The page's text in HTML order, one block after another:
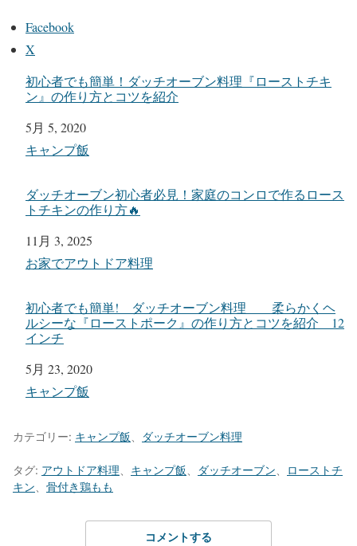
Facebook
X
初心者でも簡単！ダッチオーブン料理『ローストチキ
ン』の作り方とコツを紹介
日付
5月 5, 2020
関連理由
キャンプ飯
ダッチオーブン初心者必見！家庭のコンロで作るロース
トチキンの作り方🔥
日付
11月 3, 2025
関連理由
お家でアウトドア料理
初心者でも簡単! ダッチオーブン料理 柔らかくヘ
ルシーな『ローストポーク』の作り方とコツを紹介 12
インチ
日付
5月 23, 2020
関連理由
キャンプ飯
カテゴリー: キャンプ飯 ダッチオーブン料理
タグ: アウトドア料理 キャンプ飯 ダッチオーブン
ローストチ
キン
骨付き鶏もも
コメントする